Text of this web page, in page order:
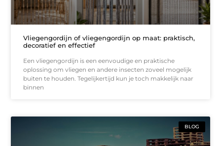
Vliegengordijn of vliegengordijn op maat: praktisch,
decoratief en effectief
Een vliegengordijn is een eenvoudige en praktische
oplossing om vliegen en andere insecten zoveel mogelijk
buiten te houden. Tegelijkertijd kun je toch makkelijk naar
binnen
BLOG